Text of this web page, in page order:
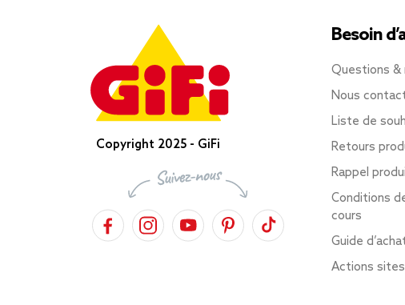
Copyright 2025 - GiFi
Besoin
Questions &
Nous
Liste de
Retours
Rappel
Conditions
cours
Guide
Actions